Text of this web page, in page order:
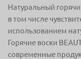
Натуральный
в том числе
использованием
Горячие воски
современные